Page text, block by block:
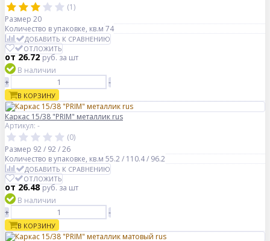
(1)
Размер 20
Количество в упаковке, кв.м 74
ДОБАВИТЬ К СРАВНЕНИЮ
ОТЛОЖИТЬ
от 26.72руб.за шт
В наличии
+
-
В КОРЗИНУ
Каркас 15/38 "PRIM" металлик rus
Артикул: -
(0)
Размер 92 / 92 / 26
Количество в упаковке, кв.м 55.2 / 110.4 / 96.2
ДОБАВИТЬ К СРАВНЕНИЮ
ОТЛОЖИТЬ
от 26.48руб.за шт
В наличии
+
-
В КОРЗИНУ